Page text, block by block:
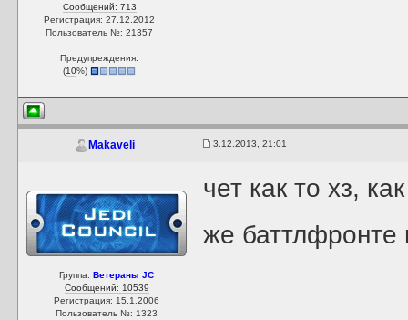
Сообщений: 713
Регистрация: 27.12.2012
Пользователь №: 21357
Предупреждения:
(10%)
Makaveli 3.12.2013, 21:01
Группа:Ветераны JC
Сообщений: 10539
Регистрация: 15.1.2006
Пользователь №: 1323
чет как то хз,
же баттлфронте